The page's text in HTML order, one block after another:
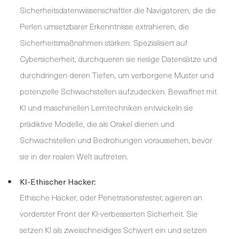
Sicherheitsdatenwissenschaftler die Navigatoren, die die
Perlen umsetzbarer Erkenntnisse extrahieren, die
Sicherheitsmaßnahmen stärken. Spezialisiert auf
Cybersicherheit, durchqueren sie riesige Datensätze und
durchdringen deren Tiefen, um verborgene Muster und
potenzielle Schwachstellen aufzudecken. Bewaffnet mit
KI und maschinellen Lerntechniken entwickeln sie
prädiktive Modelle, die als Orakel dienen und
Schwachstellen und Bedrohungen voraussehen, bevor
sie in der realen Welt auftreten.
KI-Ethischer Hacker:
Ethische Hacker, oder Penetrationstester, agieren an
vorderster Front der KI-verbesserten Sicherheit. Sie
setzen KI als zweischneidiges Schwert ein und setzen